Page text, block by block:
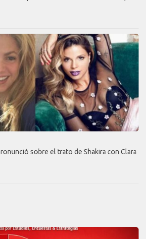
sobre el trato de Shakira con Clara